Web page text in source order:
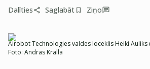
Dalīties Saglabāt Ziņo
Airobot Technologies valdes loceklis Heiki Auliks
Foto: Andras Kralla